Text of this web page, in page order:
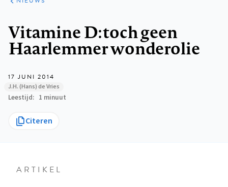
KORT
Vitamine D: toch geen
Haarlemmer wonderolie
17 JUNI 2014
J.H. (Hans) de Vries
Leestijd 1 minuut
Citeren
ARTIKEL